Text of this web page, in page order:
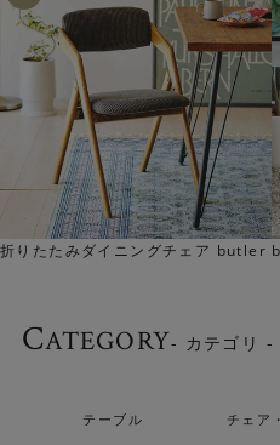
できます。粉体塗装している
ンやランドリースペースでも
折りたたみダイニングチェア butler
CATEGORY- カテゴリ -
テーブル チェア